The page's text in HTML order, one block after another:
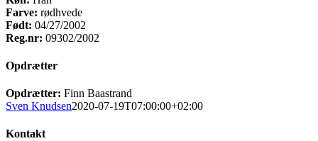
Farve: rødhvede
Født: 04/27/2002
Reg.nr: 09302/2002
Opdrætter
Opdrætter: Finn Baastrand
Sven Knudsen2020-07-19T07:00:00+02:00
Kontakt